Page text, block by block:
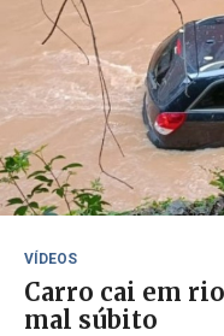
VÍDEOS
Carro cai em
mal súbito